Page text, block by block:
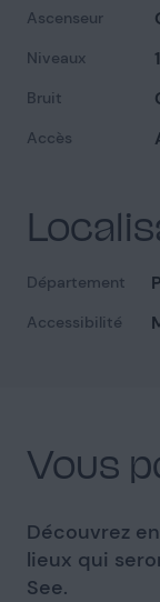
Extérieur - Rue
Ascenseur
Niveaux 1
Bruit
Accès
Département
Accessibilité
Vous
Découvrez
lieux qui
See.